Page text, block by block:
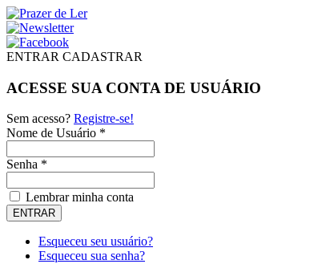
ENTRAR CADASTRAR
ACESSE SUA CONTA DE USUÁRIO
Sem acesso? Registre-se!
Nome de Usuário *
Senha *
Lembrar minha conta
Esqueceu seu usuário?
Esqueceu sua senha?